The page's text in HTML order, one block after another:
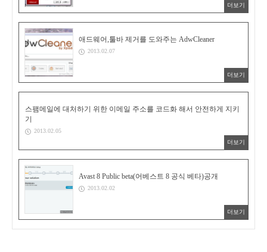
더보기
애드웨어,툴바 제거를 도와주는 AdwCleaner
2013.02.07
더보기
스팸메일에 대처하기 위한 이메일 주소를 코드화 해서 안전하게 지키
기
2013.02.05
더보기
Avast 8 Public beta(어베스트 8 공식 베타)공개
2013.02.02
더보기